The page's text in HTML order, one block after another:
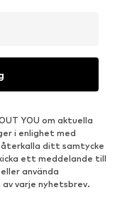
YOU om aktuella
i enlighet med
återkalla ditt samtycke
ett meddelande till
eller använda
varje nyhetsbrev.